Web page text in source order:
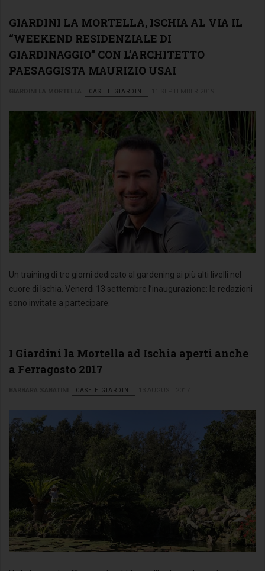
GIARDINI LA MORTELLA, ISCHIA AL VIA IL
“WEEKEND RESIDENZIALE DI
GIARDINAGGIO” CON L’ARCHITETTO
PAESAGGISTA MAURIZIO USAI
CASE E GIARDINI
Un training di tre giorni dedicato al gardening ai più alti livelli nel
cuore di Ischia. Venerdi 13 settembre l’inaugurazione: le redazioni
sono invitate a partecipare.
I Giardini la Mortella ad Ischia aperti anche
a Ferragosto 2017
CASE E GIARDINI